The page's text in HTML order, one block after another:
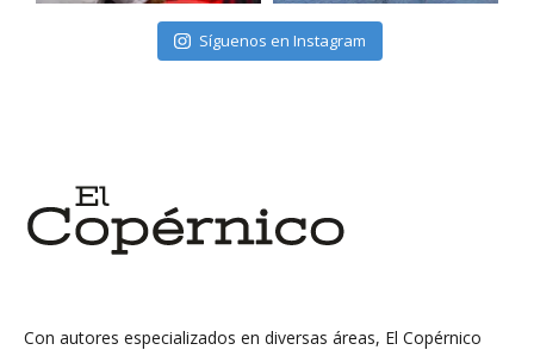
Síguenos en Instagram
Con autores especializados en diversas áreas, El Copérnico